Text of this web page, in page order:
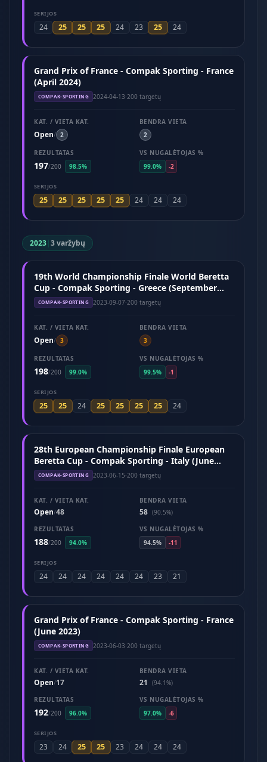
SERIJOS
24 25 25 25 24 23 25 24
Grand Prix of France - Compak Sporting - France
(April 2024)
COMPAK-SPORTING 2024-04-13·200 targetų
KAT. / VIETA KAT.
Open/ 2
BENDRA VIETA
2
REZULTATAS
197/200 98.5%
VS NUGALĖTOJAS %
99.0%
-2
SERIJOS
25 25 25 25 25 24 24 24
2023|3 varžybų
19th World Championship Finale World Beretta
Cup - Compak Sporting - Greece (September
2023)
COMPAK-SPORTING 2023-09-07·200 targetų
KAT. / VIETA KAT.
Open/ 3
BENDRA VIETA
3
REZULTATAS
198/200 99.0%
VS NUGALĖTOJAS %
99.5%
-1
SERIJOS
25 25 24 25 25 25 25 24
28th European Championship Finale European
Beretta Cup - Compak Sporting - Italy (June
2023)
COMPAK-SPORTING 2023-06-15·200 targetų
KAT. / VIETA KAT.
Open/48
BENDRA VIETA
58 (90.5%)
REZULTATAS
188/200 94.0%
VS NUGALĖTOJAS %
94.5%
-11
SERIJOS
24 24 24 24 24 24 23 21
Grand Prix of France - Compak Sporting - France
(June 2023)
COMPAK-SPORTING 2023-06-03·200 targetų
KAT. / VIETA KAT.
Open/17
BENDRA VIETA
21
(94.1%)
REZULTATAS
192/200 96.0%
VS NUGALĖTOJAS %
97.0%
-6
SERIJOS
23 24 25 25 23 24 24 24